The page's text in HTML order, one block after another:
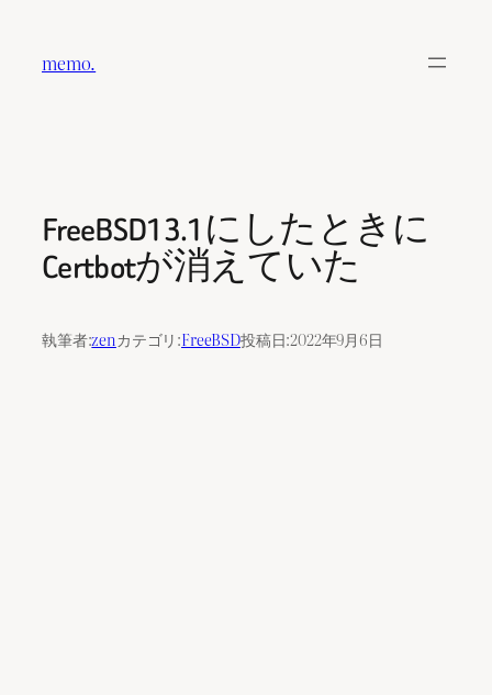
memo.
FreeBSD13.1にしたときに
Certbotが消えていた
執筆者:zenカテゴリ:FreeBSD投稿日:2022年9月6日